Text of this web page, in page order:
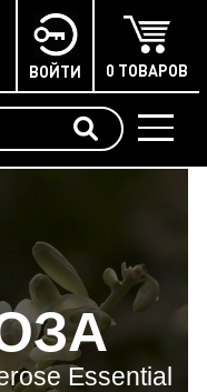
ВОЙТИ 0 ТОВАРОВ
Essential